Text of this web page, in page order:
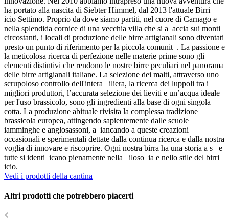
ha portato alla nascita di Siebter Himmel, dal 2013 l'attuale Birri
icio Settimo. Proprio da dove siamo partiti, nel cuore di Carnago e
nella splendida cornice di una vecchia villa che si a accia sui monti
circostanti, i locali di produzione delle birre artigianali sono diventati
presto un punto di riferimento per la piccola comunit . La passione e
la meticolosa ricerca di perfezione nelle materie prime sono gli
elementi distintivi che rendono le nostre birre peculiari nel panorama
delle birre artigianali italiane. La selezione dei malti, attraverso uno
scrupoloso controllo dell'intera iliera, la ricerca dei luppoli tra i
migliori produttori, l’accurata selezione dei lieviti e un’acqua ideale
per l'uso brassicolo, sono gli ingredienti alla base di ogni singola
cotta. La produzione abituale rivisita la complessa tradizione
brassicola europea, attingendo sapientemente dalle scuole
iamminghe e anglosassoni, a iancando a queste creazioni
occasionali e sperimentali dettate dalla continua ricerca e dalla nostra
voglia di innovare e riscoprire. Ogni nostra birra ha una storia a s e
tutte si identi icano pienamente nella iloso ia e nello stile del birri
icio.
Vedi i prodotti della cantina
Altri prodotti che potrebbero piacerti